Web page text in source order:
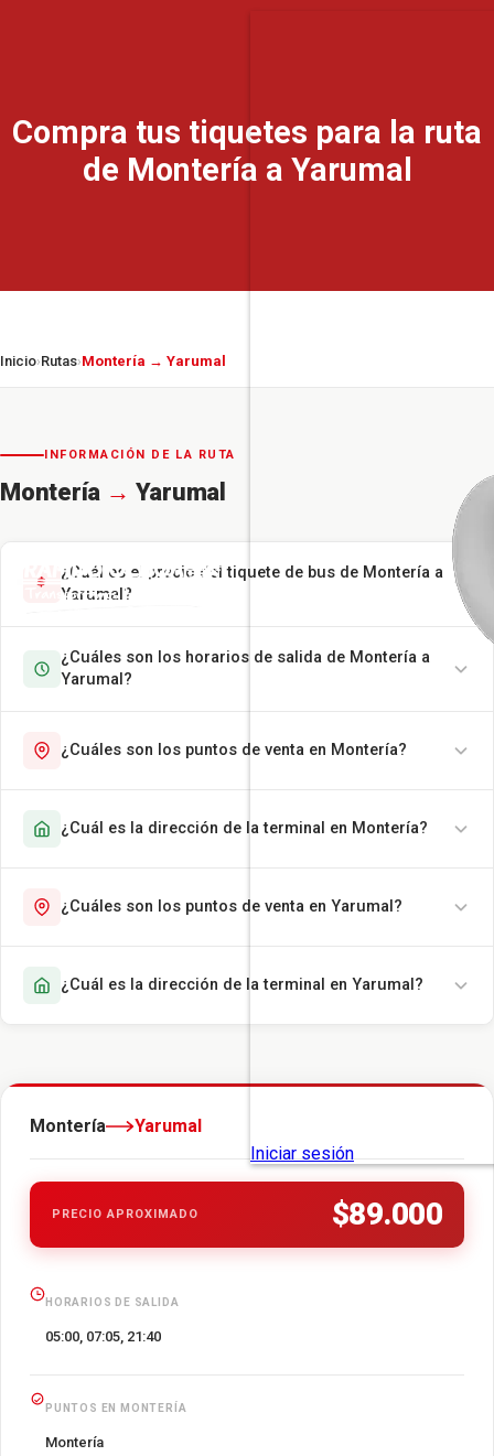
Compra tus tiquetes para la ruta
de Montería a Yarumal
Inicio›Rutas›Montería → Yarumal
INFORMACIÓN DE LA RUTA
Montería → Yarumal
¿Cuál es el precio del tiquete de bus de Montería a
Yarumal?
¿Cuáles son los horarios de salida de Montería a
Yarumal?
¿Cuáles son los puntos de venta en Montería?
¿Cuál es la dirección de la terminal en Montería?
¿Cuáles son los puntos de venta en Yarumal?
¿Cuál es la dirección de la terminal en Yarumal?
Montería Yarumal
PRECIO APROXIMADO $89.000
HORARIOS DE SALIDA
05:00, 07:05, 21:40
PUNTOS EN MONTERÍA
Montería